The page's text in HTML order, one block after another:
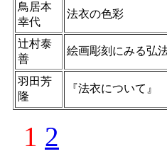
鳥居本
幸代
法衣の色彩
辻村泰
善
絵画彫刻にみる弘
羽田芳
隆
『法衣について』
1 2